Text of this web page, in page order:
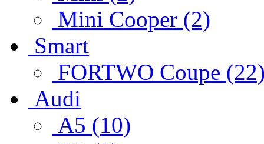
Mini Cooper (2)
Smart
FORTWO Coupe
Audi
A5 (10)